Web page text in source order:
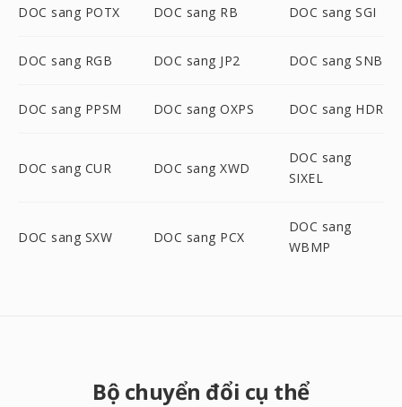
DOC sang POTX DOC sang RB DOC sang SGI
DOC sang RGB DOC sang JP2 DOC sang SNB
DOC sang PPSM DOC sang OXPS DOC sang HDR
DOC sang CUR DOC sang XWD
DOC sang
SIXEL
DOC sang SXW DOC sang PCX
DOC sang
WBMP
Bộ chuyển đổi cụ thể